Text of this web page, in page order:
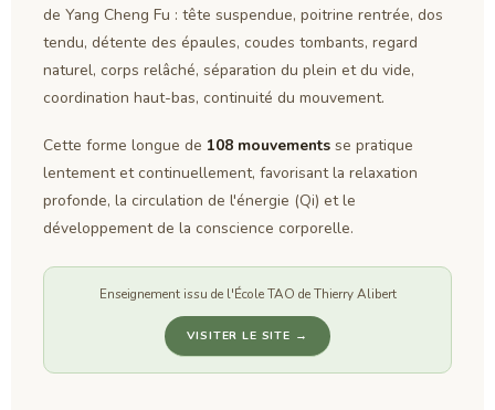
de Yang Cheng Fu : tête suspendue, poitrine rentrée, dos
tendu, détente des épaules, coudes tombants, regard
naturel, corps relâché, séparation du plein et du vide,
coordination haut-bas, continuité du mouvement.
Cette forme longue de 108 mouvements se pratique
lentement et continuellement, favorisant la relaxation
profonde, la circulation de l'énergie (Qi) et le
développement de la conscience corporelle.
Enseignement issu de l'École TAO de Thierry Alibert
VISITER LE SITE →